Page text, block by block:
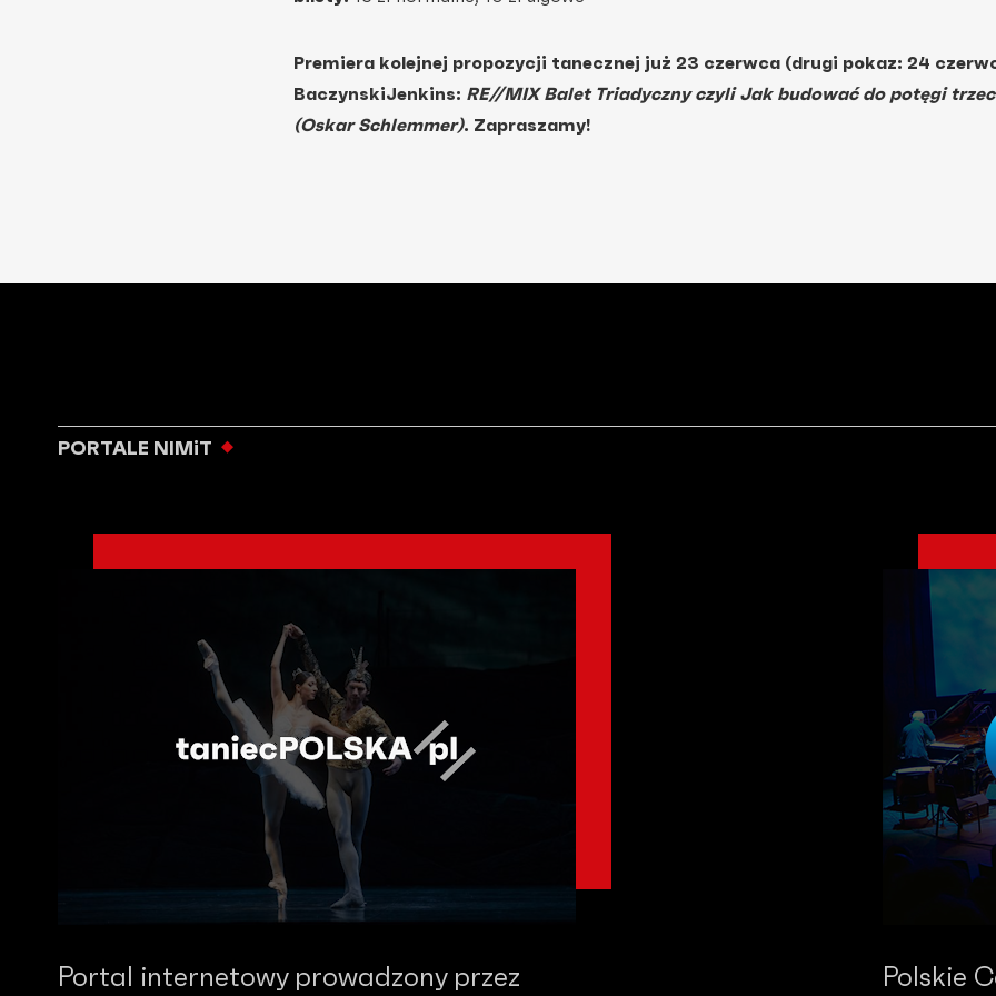
Premiera kolejnej propozycji tanecznej już 23 czerwca (drugi pokaz: 24
BaczynskiJenkins: RE//MIX Balet Triadyczny czyli Jak budować do potęgi
(Oskar Schlemmer). Zapraszamy!
PORTALE NIMiT
Portal internetowy prowadzony przez Polskie